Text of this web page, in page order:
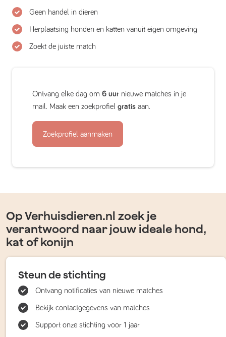
Geen handel in dieren
Herplaatsing honden en katten vanuit eigen omgeving
Zoekt de juiste match
Ontvang elke dag om 6 uur nieuwe matches in je
mail. Maak een zoekprofiel gratis aan.
Zoekprofiel aanmaken
Op Verhuisdieren.nl zoek je
verantwoord naar jouw ideale hond,
kat of konijn
Steun de stichting
Ontvang notificaties van nieuwe matches
Bekijk contactgegevens van matches
Support onze stichting voor 1 jaar